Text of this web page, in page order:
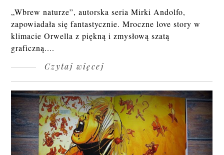
„Wbrew naturze”, autorska seria Mirki Andolfo,
zapowiadała się fantastycznie. Mroczne love story w
klimacie Orwella z piękną i zmysłową szatą
graficzną....
Czytaj więcej